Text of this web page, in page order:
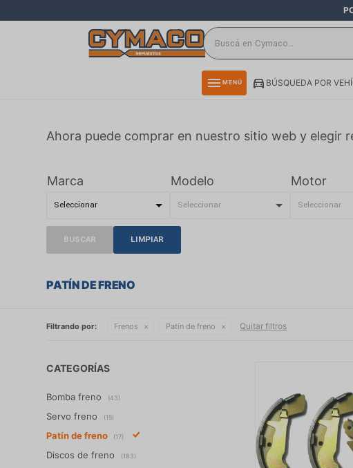
menu MENÚ BÚSQUEDA POR
Ahora puede comprar en nuestro sitio web y elegir
Marca Modelo Motor
BUSCAR LIMPIAR
PATÍN DE FRENO
Filtrando por: Frenos Patín de freno Quitar filtros
CATEGORÍAS
Bomba freno (43)
Servo freno (15)
Patín de freno (17)
Discos de freno (183)
close
directions_car
smartphone